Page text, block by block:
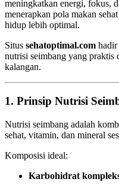
meningkatkan energi, fokus,
menerapkan pola makan
hidup lebih optimal.
Situs sehatoptimal.com hadir
nutrisi seimbang yang praktis
kalangan.
1. Prinsip Nutrisi
Nutrisi seimbang adalah
sehat, vitamin, dan mineral
Komposisi ideal:
Karbohidrat